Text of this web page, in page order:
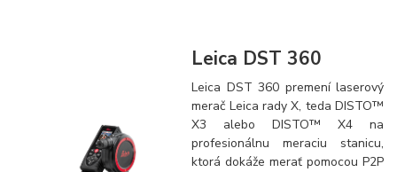
Leica DST 360
Leica DST 360 premení laserový
merač Leica rady X, teda DISTO™
X3 alebo DISTO™ X4 na
profesionálnu meraciu stanicu,
ktorá dokáže merať pomocou P2P